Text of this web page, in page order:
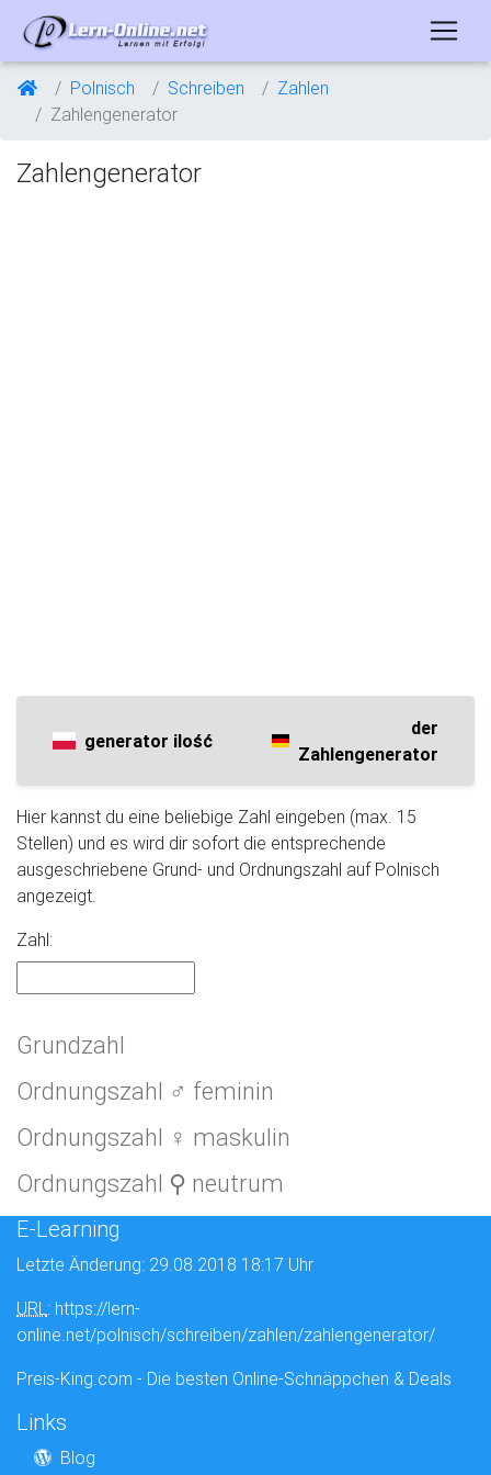
Polnisch Schreiben
Zahlen
Zahlengenerator
Zahlengenerator
generator ilość
der
Zahlengenerator
Hier kannst du eine beliebige Zahl eingeben (max. 15
Stellen) und es wird dir sofort die entsprechende
ausgeschriebene Grund- und Ordnungszahl auf Polnisch
angezeigt.
Zahl:
Grundzahl
Ordnungszahl ♂ feminin
Ordnungszahl ♀ maskulin
Ordnungszahl ⚲ neutrum
E-Learning
Letzte Änderung: 29.08.2018 18:17 Uhr
URL: https://lern-
online.net/polnisch/schreiben/zahlen/zahlengenerator/
Preis-King.com - Die besten Online-Schnäppchen & Deals
Links
Blog